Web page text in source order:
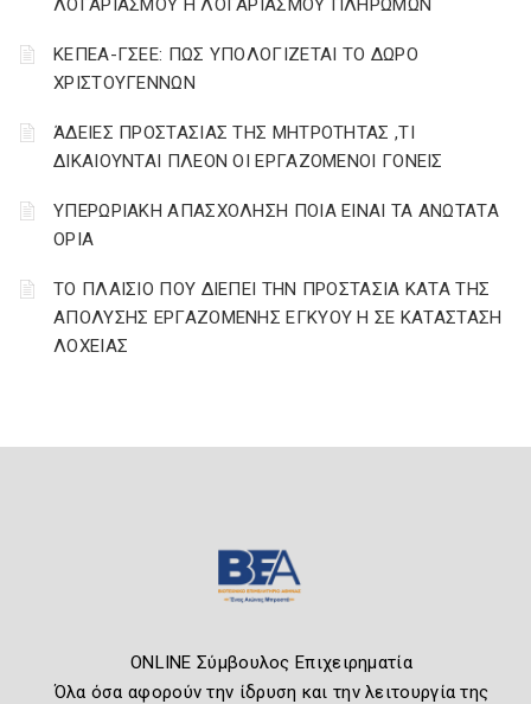
ΛΟΓΑΡΙΑΣΜΟΥ Η ΛΟΓΑΡΙΑΣΜΟΥ ΠΛΗΡΩΜΩΝ
ΚΕΠΕΑ-ΓΣΕΕ: ΠΩΣ ΥΠΟΛΟΓΙΖΕΤΑΙ ΤΟ ΔΩΡΟ
ΧΡΙΣΤΟΥΓΕΝΝΩΝ
ΆΔΕΙΕΣ ΠΡΟΣΤΑΣΙΑΣ ΤΗΣ ΜΗΤΡΟΤΗΤΑΣ ,ΤΙ
ΔΙΚΑΙΟΥΝΤΑΙ ΠΛΕΟΝ ΟΙ ΕΡΓΑΖΟΜΕΝΟΙ ΓΟΝΕΙΣ
ΥΠΕΡΩΡΙΑΚΗ ΑΠΑΣΧΟΛΗΣΗ ΠΟΙΑ ΕΙΝΑΙ ΤΑ ΑΝΩΤΑΤΑ
ΟΡΙΑ
ΤΟ ΠΛΑΙΣΙΟ ΠΟΥ ΔΙΕΠΕΙ ΤΗΝ ΠΡΟΣΤΑΣΙΑ ΚΑΤΑ ΤΗΣ
ΑΠΟΛΥΣΗΣ ΕΡΓΑΖΟΜΕΝΗΣ ΕΓΚΥΟΥ Η ΣΕ ΚΑΤΑΣΤΑΣΗ
ΛΟΧΕΙΑΣ
ONLINE Σύμβουλος Επιχειρηματία
Όλα όσα αφορούν την ίδρυση και την λειτουργία της